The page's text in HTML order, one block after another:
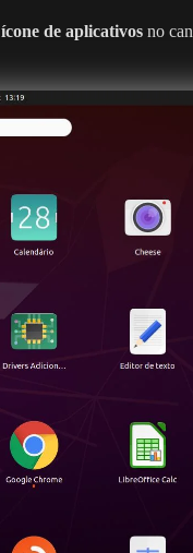
ícone de aplicativos no